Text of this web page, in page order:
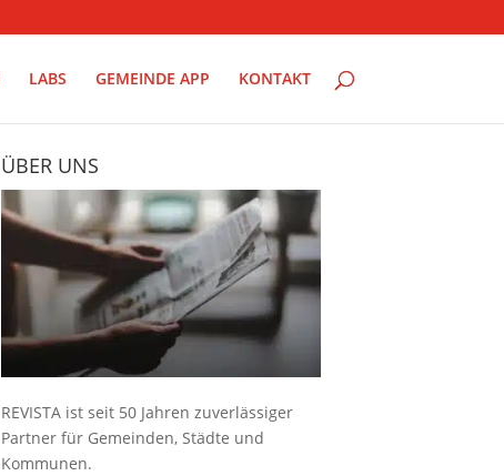
LABS GEMEINDE APP KONTAKT
ÜBER UNS
REVISTA ist seit 50 Jahren zuverlässiger
Partner für Gemeinden, Städte und
Kommunen.